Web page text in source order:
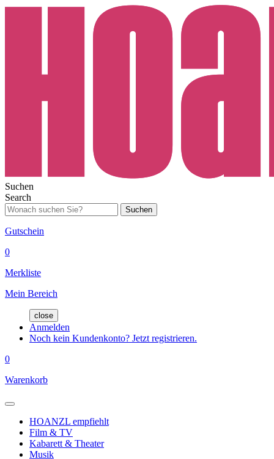
Suchen
Search
Suchen
Gutschein
0
Merkliste
Mein Bereich
close
Anmelden
Noch kein Kundenkonto? Jetzt registrieren.
0
Warenkorb
HOANZL empfiehlt
Film & TV
Kabarett & Theater
Musik